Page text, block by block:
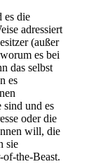
es die
adressiert
(außer
es bei
das selbst
es
und es
oder die
will, die
sie
of-the-Beast.